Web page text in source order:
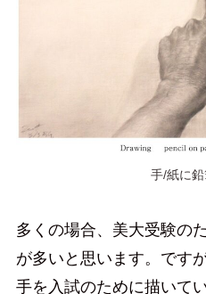
手/紙に
多くの場合、美大受験の
が多いと思います。です
手を入試のために描いて